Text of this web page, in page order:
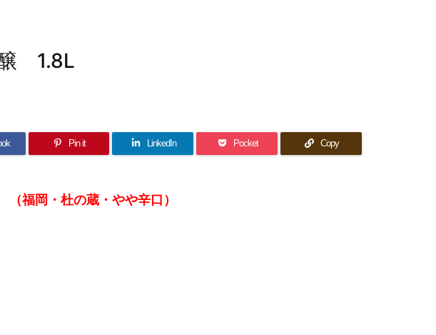
1.8L
Pin it LinkedIn Pocket Copy
岡・杜の蔵・やや辛口）